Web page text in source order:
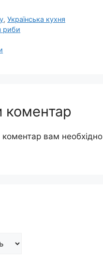
,Українська кухня
риби
коментар
вам необхідно